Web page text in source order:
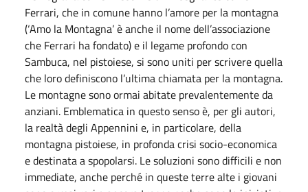
Ferrari, che in comune hanno l’amore per la montagna
(‘Amo la Montagna’ è anche il nome dell’associazione
che Ferrari ha fondato) e il legame profondo con
Sambuca, nel pistoiese, si sono uniti per scrivere quella
che loro definiscono l’ultima chiamata per la montagna.
Le montagne sono ormai abitate prevalentemente da
anziani. Emblematica in questo senso è, per gli autori,
la realtà degli Appennini e, in particolare, della
montagna pistoiese, in profonda crisi socio-economica
e destinata a spopolarsi. Le soluzioni sono difficili e non
immediate, anche perché in queste terre alte i giovani